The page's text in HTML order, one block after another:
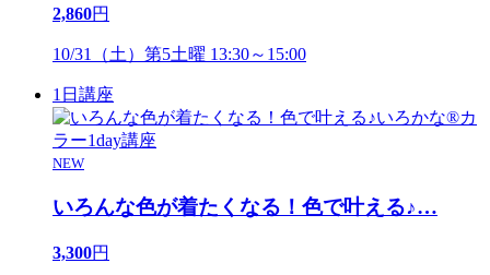
2,860円
10/31（土）第5土曜 13:30～15:00
1日講座
NEW
いろんな色が着たくなる！色で叶える♪…
3,300円